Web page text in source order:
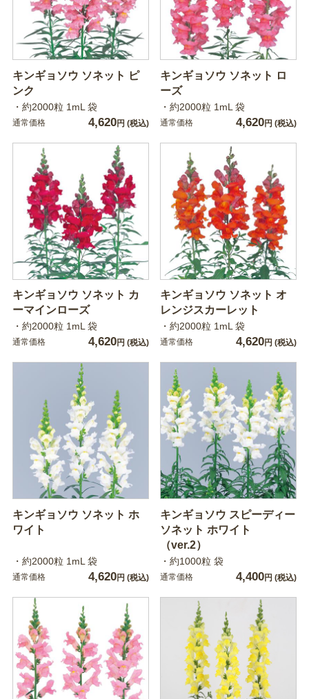
キンギョソウ ソネット ピ
ンク
・約2000粒 1mL 袋
通常価格 4,620円 (税込)
キンギョソウ ソネット ロ
ーズ
・約2000粒 1mL 袋
通常価格 4,620円 (税込)
キンギョソウ ソネット カ
ーマインローズ
・約2000粒 1mL 袋
通常価格 4,620円 (税込)
キンギョソウ ソネット オ
レンジスカーレット
・約2000粒 1mL 袋
通常価格 4,620円 (税込)
キンギョソウ ソネット ホ
ワイト
・約2000粒 1mL 袋
通常価格 4,620円 (税込)
キンギョソウ スピーディー
ソネット ホワイト
（ver.2）
・約1000粒 袋
通常価格 4,400円 (税込)